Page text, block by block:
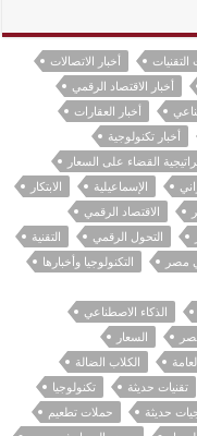
التقنيات
أخبار الاتصالات
أخبار الاقتصاد الرقمي
أخبار العقارات
أخبار تكنولوجية
القضاء على السعار
الإسماعيلية
الابتكار
الاقتصاد الرقمي
التحول الرقمي
التقنية
مصر
التكنولوجيا وأخبارها
الذكاء الاصطناعي
السعار
الكلاب الضالة
تقنيات حديثة
تكنولوجيا
حديثة
حملات تطعيم